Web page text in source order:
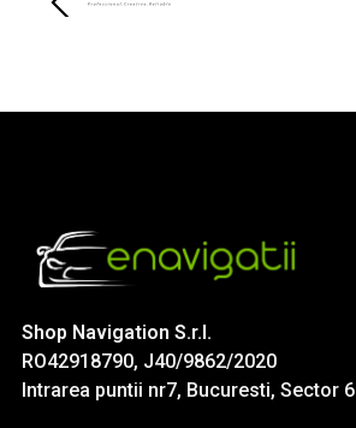
Shop Navigation S.r.l.
RO42918790, J40/9862/2020
Intrarea puntii nr7, Bucuresti, Sector 6